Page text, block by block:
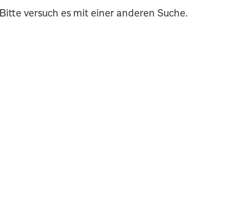
Bitte versuch es mit einer anderen Suche.